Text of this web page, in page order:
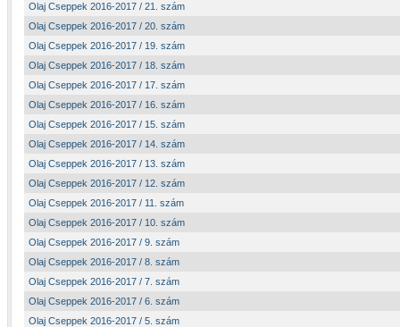
Olaj Cseppek 2016-2017 / 21. szám
Olaj Cseppek 2016-2017 / 20. szám
Olaj Cseppek 2016-2017 / 19. szám
Olaj Cseppek 2016-2017 / 18. szám
Olaj Cseppek 2016-2017 / 17. szám
Olaj Cseppek 2016-2017 / 16. szám
Olaj Cseppek 2016-2017 / 15. szám
Olaj Cseppek 2016-2017 / 14. szám
Olaj Cseppek 2016-2017 / 13. szám
Olaj Cseppek 2016-2017 / 12. szám
Olaj Cseppek 2016-2017 / 11. szám
Olaj Cseppek 2016-2017 / 10. szám
Olaj Cseppek 2016-2017 / 9. szám
Olaj Cseppek 2016-2017 / 8. szám
Olaj Cseppek 2016-2017 / 7. szám
Olaj Cseppek 2016-2017 / 6. szám
Olaj Cseppek 2016-2017 / 5. szám